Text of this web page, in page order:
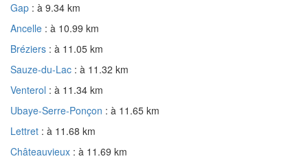
Gap : à 9.34 km
Ancelle : à 10.99 km
Bréziers : à 11.05 km
Sauze-du-Lac : à 11.32 km
Venterol : à 11.34 km
Ubaye-Serre-Ponçon : à 11.65 km
Lettret : à 11.68 km
Châteauvieux : à 11.69 km